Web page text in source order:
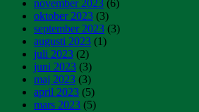
november 2023 (6)
oktober 2023 (3)
september 2023 (3)
augusti 2023 (1)
juli 2023 (2)
juni 2023 (3)
maj 2023 (3)
april 2023 (5)
mars 2023 (5)